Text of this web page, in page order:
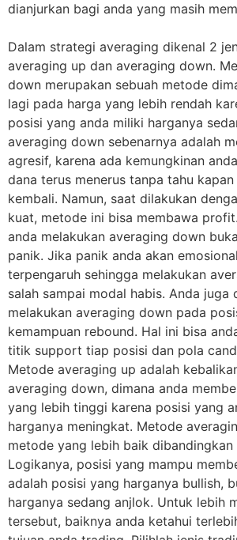
dianjurkan bagi anda yang masih
Dalam strategi averaging dikenal 2
averaging up dan averaging down.
down merupakan sebuah metode
lagi pada harga yang lebih rendah
posisi yang anda miliki harganya
averaging down sebenarnya adalah
agresif, karena ada kemungkinan
dana terus menerus tanpa tahu
kembali. Namun, saat dilakukan
kuat, metode ini bisa membawa
anda melakukan averaging down
panik. Jika panik anda akan
terpengaruh sehingga melakukan
salah sampai modal habis. Anda juga
melakukan averaging down pada
kemampuan rebound. Hal ini bisa
titik support tiap posisi dan pola
Metode averaging up adalah
averaging down, dimana anda
yang lebih tinggi karena posisi yang
harganya meningkat. Metode
metode yang lebih baik
Logikanya, posisi yang mampu
adalah posisi yang harganya bullish,
harganya sedang anjlok. Untuk lebih
tersebut, baiknya anda ketahui